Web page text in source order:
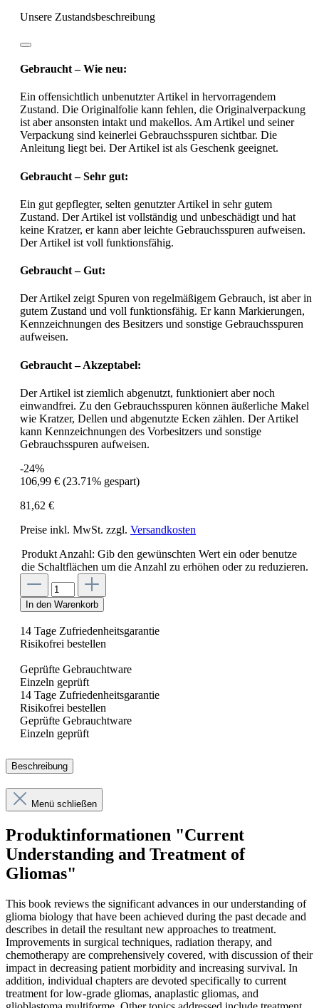
Unsere Zustandsbeschreibung
Gebraucht – Wie neu:
Ein offensichtlich unbenutzter Artikel in hervorragendem
Zustand. Die Originalfolie kann fehlen, die Originalverpackung
ist aber ansonsten intakt und makellos. Am Artikel und seiner
Verpackung sind keinerlei Gebrauchsspuren sichtbar. Die
Anleitung liegt bei. Der Artikel ist als Geschenk geeignet.
Gebraucht – Sehr gut:
Ein gut gepflegter, selten genutzter Artikel in sehr gutem
Zustand. Der Artikel ist vollständig und unbeschädigt und hat
keine Kratzer, er kann aber leichte Gebrauchsspuren aufweisen.
Der Artikel ist voll funktionsfähig.
Gebraucht – Gut:
Der Artikel zeigt Spuren von regelmäßigem Gebrauch, ist aber in
gutem Zustand und voll funktionsfähig. Er kann Markierungen,
Kennzeichnungen des Besitzers und sonstige Gebrauchsspuren
aufweisen.
Gebraucht – Akzeptabel:
Der Artikel ist ziemlich abgenutzt, funktioniert aber noch
einwandfrei. Zu den Gebrauchsspuren können äußerliche Makel
wie Kratzer, Dellen und abgenutzte Ecken zählen. Der Artikel
kann Kennzeichnungen des Vorbesitzers und sonstige
Gebrauchsspuren aufweisen.
-24%
106,99 € (23.71% gespart)
81,62 €
Preise inkl. MwSt. zzgl. Versandkosten
Produkt Anzahl: Gib den gewünschten Wert ein oder benutze
die Schaltflächen um die Anzahl zu erhöhen oder zu reduzieren.
In den Warenkorb
14 Tage Zufriedenheitsgarantie
Risikofrei bestellen
Geprüfte Gebrauchtware
Einzeln geprüft
14 Tage Zufriedenheitsgarantie
Risikofrei bestellen
Geprüfte Gebrauchtware
Einzeln geprüft
Beschreibung
Menü schließen
Produktinformationen "Current
Understanding and Treatment of
Gliomas"
This book reviews the significant advances in our understanding of
glioma biology that have been achieved during the past decade and
describes in detail the resultant new approaches to treatment.
Improvements in surgical techniques, radiation therapy, and
chemotherapy are comprehensively covered, with discussion of their
impact in decreasing patient morbidity and increasing survival. In
addition, individual chapters are devoted specifically to current
treatment for low-grade gliomas, anaplastic gliomas, and